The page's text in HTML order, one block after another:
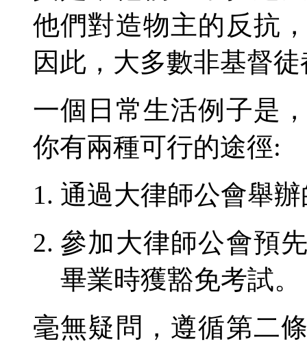
他們對造物主的反抗
因此，大多數非基督徒
一個 日常生活例子是
你有兩種可行的途徑:
通過大律師公會舉辦
參加大律師公會預
畢業時獲豁免考試。
毫無疑問 ，遵循第二